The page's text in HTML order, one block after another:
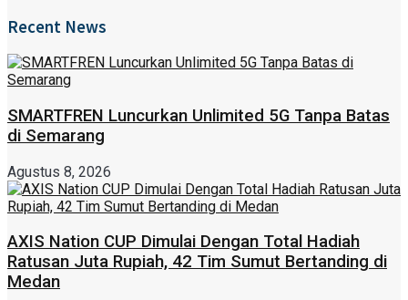
Recent News
SMARTFREN Luncurkan Unlimited 5G Tanpa Batas
di Semarang
Agustus 8, 2026
AXIS Nation CUP Dimulai Dengan Total Hadiah
Ratusan Juta Rupiah, 42 Tim Sumut Bertanding di
Medan